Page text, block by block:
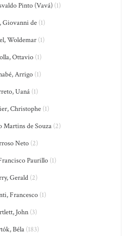
Pinto (Vavá) (1)
Giovanni de (1)
Woldemar (1)
Ottavio (1)
Arrigo(1)
Uaná (1)
Christophe (1)
Martins de Souza (2)
Neto(2)
Paurillo (1)
Gerald (2)
Francesco(1)
John (3)
Béla(183)